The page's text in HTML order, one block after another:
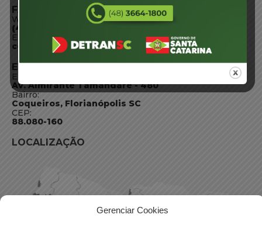
Gerenciar Cookies
FALE CONOSCO
WhatsApp:
(48) 3664-1800
E-mail:
centraldeinformacoes@detran.sc.gov.br
ENDEREÇO
Endereço:
Av. Almirante Tamandaré - 480
Bairro:
Coqueiros, Florianópolis SC
CEP:
88.080-160
LOCALIZAÇÃO